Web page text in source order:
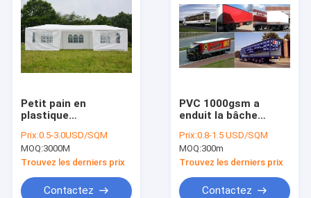
Petit pain en
plastique
feuille du petit pain
de film de PVC
d'espace libre de
Windows de tente
1.4m
Prix:0.5-3.0USD/SQM
MOQ:3000M
Trouvez les derniers prix
Contactez
PVC 1000gsm a
enduit la bâche
de PVC de remorque
de bâche
Prix:0.8-1.5 USD/SQM
MOQ:300m
Trouvez les derniers prix
Contactez